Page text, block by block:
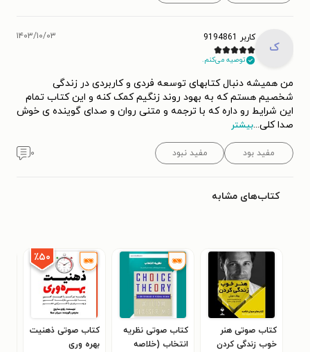
ک
کاربر 9194861
توصیه می‌کنم.
۱۴۰۳/۱۰/۰۳
من همیشه دنبال کتابهای توسعه فردی و کاربردی در زندگی
شخصیم هستم که به بهود روند زنگیم کمک کنه و این کتاب تمام
این شرایط رو داره که با ترجمه و متنی روان و صدای گوینده ی خوش
صدا کلی...بیشتر
مفید بود مفید نبود ۰
کتاب‌های مشابه
کتاب صوتی هنر
خوب زندگی کردن
کتاب صوتی نظریه
انتخاب (خلاصه
٪۵۰
کتاب صوتی ذهنیت
بهره وری